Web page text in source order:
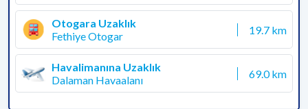
Otogara Uzaklık
Fethiye Otogar
19.7 km
Havalimanına Uzaklık
Dalaman Havaalanı
69.0 km